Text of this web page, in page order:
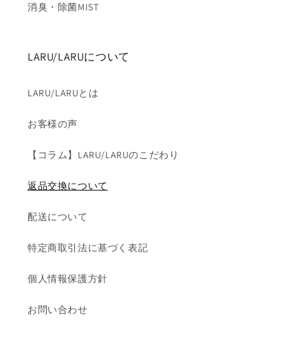
消臭・除菌MIST
LARU/LARUについて
LARU/LARUとは
お客様の声
【コラム】LARU/LARUのこだわり
返品交換について
配送について
特定商取引法に基づく表記
個人情報保護方針
お問い合わせ